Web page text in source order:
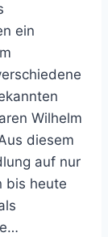
ein
Wilhelm
diesem
auf nur
bis heute